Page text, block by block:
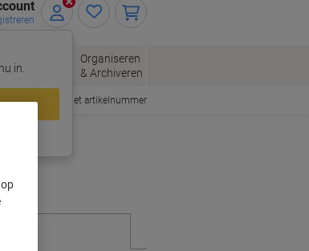
in.
Organiseren
& Archiveren
Snel bestellen met artikelnummer